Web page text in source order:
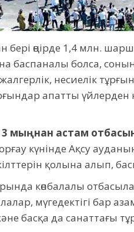
бері өңірде 1,4 млн.
баспаналы болса,
несиелік
апатты үйлерден
3 мыңнан астам
күнінде Ақсу
қолына алып,
көпбалалы
мүгедектігі бар
басқа да санаттағы